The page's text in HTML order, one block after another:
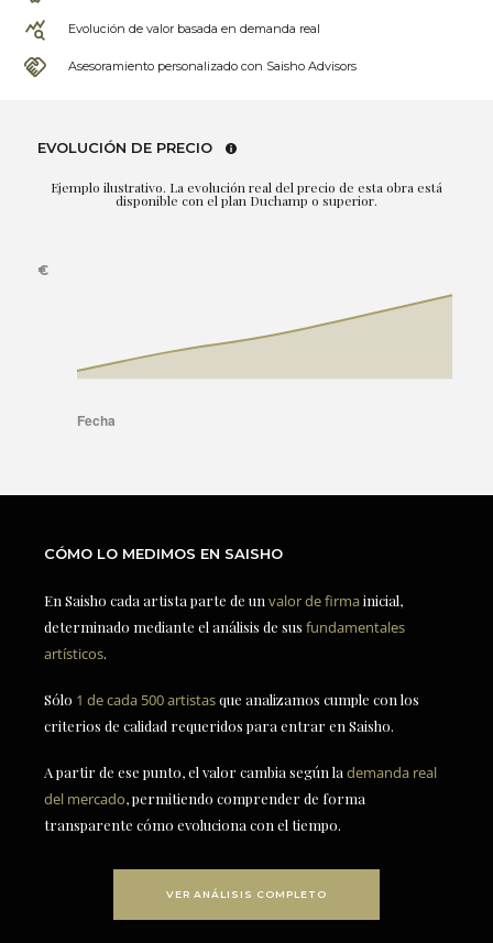
Evolución de valor basada en demanda real
Asesoramiento personalizado con Saisho Advisors
EVOLUCIÓN DE PRECIO
Ejemplo ilustrativo. La evolución real del precio de esta obra está
disponible con el plan Duchamp o superior.
CÓMO LO MEDIMOS EN SAISHO
En Saisho cada artista parte de un valor de firmainicial,
determinado mediante el análisis de sus fundamentales
artísticos.
Sólo 1 de cada 500 artistasque analizamos cumple con los
criterios de calidad requeridos para entrar en Saisho.
A partir de ese punto, el valor cambia según la demanda real
del mercado, permitiendo comprender de forma
transparente cómo evoluciona con el tiempo.
VER ANÁLISIS COMPLETO